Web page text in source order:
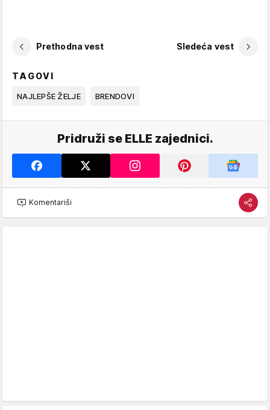
Prethodna vest Sledeća vest
TAGOVI
NAJLEPŠE ŽELJE BRENDOVI
Pridruži se ELLE zajednici.
Komentariši